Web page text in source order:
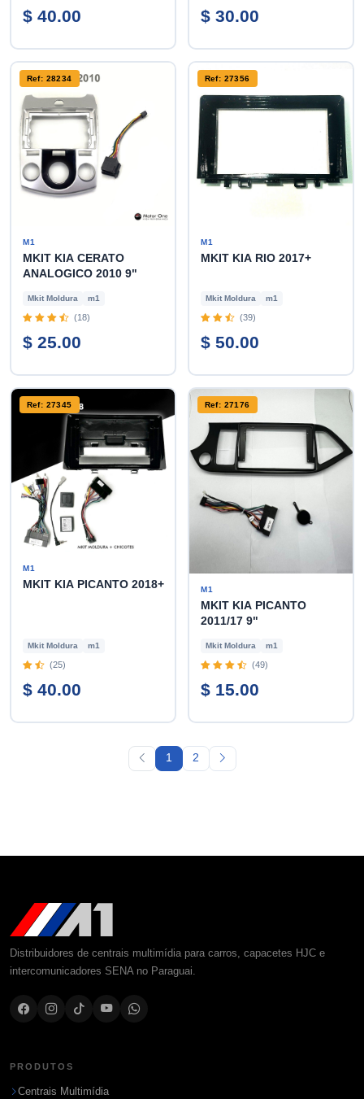
$ 40.00 $ 30.00
Ref: 28234
M1
MKIT KIA CERATO
ANALOGICO 2010 9"
Mkit Moldura m1
(18)
$ 25.00
Ref: 27356
M1
MKIT KIA RIO 2017+
Mkit Moldura m1
(39)
$ 50.00
Ref: 27345
M1
MKIT KIA PICANTO 2018+
Mkit Moldura m1
(25)
$ 40.00
Ref: 27176
M1
MKIT KIA PICANTO
2011/17 9"
Mkit Moldura m1
(49)
$ 15.00
1 2
Distribuidores de centrais multimídia para carros, capacetes HJC e
intercomunicadores SENA no Paraguai.
PRODUTOS
Centrais Multimídia